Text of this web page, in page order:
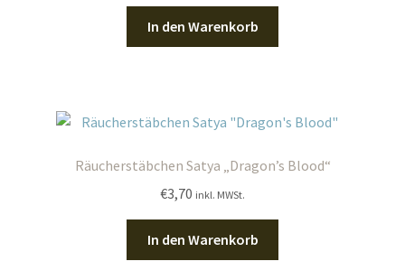
In den Warenkorb
Räucherstäbchen Satya „Dragon’s Blood“
€3,70 inkl. MWSt.
In den Warenkorb